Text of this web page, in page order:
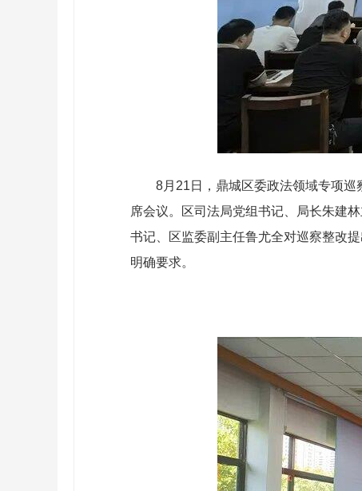
8月21日，鼎城区委政法领域专项
席会议。区司法局党组书记、局长朱建
书记、区监委副主任鲁尤全对巡察整改
明确要求。